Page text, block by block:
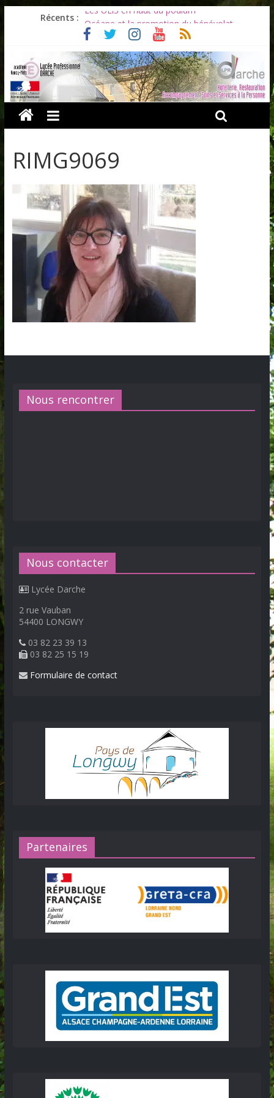
Récents : Les ULiS en haut du podium
Océane et la promotion du bénévolat
Bonnes vacances à tous !
Infos rentrée septembre 2026
Soirée d’adieux au Lycée Darche
RIMG9069
Nous rencontrer
Nous contacter
Lycée Darche
2 rue Vauban
54400 LONGWY
03 82 23 39 13
03 82 25 15 19
Formulaire de contact
Partenaires